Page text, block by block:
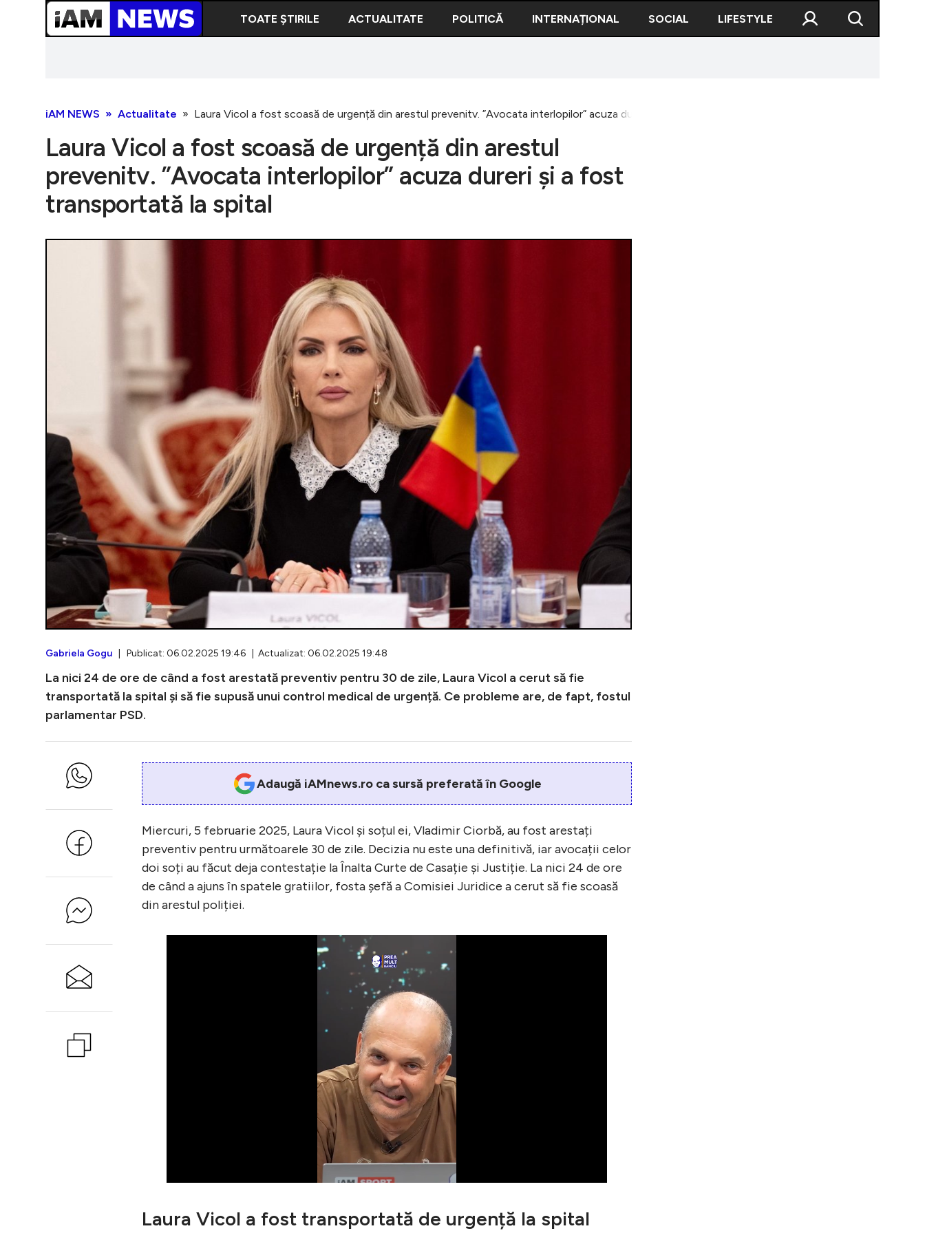
TOATE ȘTIRILE ACTUALITATE POLITICĂ INTERNAȚIONAL SOCIAL LIFESTYLE
iAM NEWS Actualitate Laura Vicol a fost scoasă de urgență din arestul prevenitv. ”Avocata interlopilor” acuza dureri și a fost transportată la spital
Laura Vicol a fost scoasă de urgență din arestul
prevenitv. ”Avocata interlopilor” acuza dureri și a fost
transportată la spital
Gabriela Gogu | Publicat: 06.02.2025 19:46 | Actualizat: 06.02.2025 19:48
La nici 24 de ore de când a fost arestată preventiv pentru 30 de zile, Laura Vicol a cerut să fie
transportată la spital și să fie supusă unui control medical de urgență. Ce probleme are, de fapt, fostul
parlamentar PSD.
Adaugă iAMnews.ro ca sursă preferată în Google
Miercuri, 5 februarie 2025, Laura Vicol și soțul ei, Vladimir Ciorbă, au fost arestați
preventiv pentru următoarele 30 de zile. Decizia nu este una definitivă, iar avocații celor
doi soți au făcut deja contestație la Înalta Curte de Casație și Justiție. La nici 24 de ore
de când a ajuns în spatele gratiilor, fosta șefă a Comisiei Juridice a cerut să fie scoasă
din arestul poliției.
Laura Vicol a fost transportată de urgență la spital